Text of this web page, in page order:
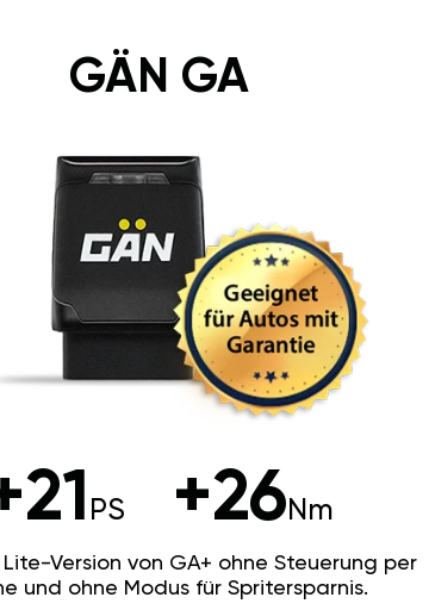
GÄN GA
PS +26Nm
Version von GA+ ohne Steuerung per
und ohne Modus für Spritersparnis.